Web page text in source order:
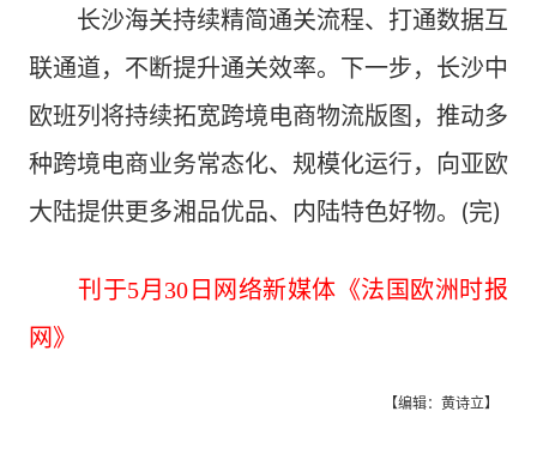
长沙海关持续精简通关流程、打通数据互
联通道，不断提升通关效率。下一步，长沙中
欧班列将持续拓宽跨境电商物流版图，推动多
种跨境电商业务常态化、规模化运行，向亚欧
大陆提供更多湘品优品、内陆特色好物。(完)
刊于5月30日网络新媒体《法国欧洲时报
网》
【编辑：黄诗立】